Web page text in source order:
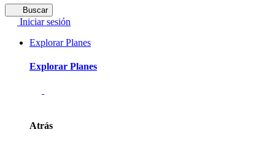
Buscar
Iniciar sesión
Explorar Planes
Explorar Planes
Atrás